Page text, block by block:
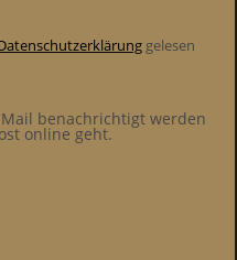
gelesen
benachrichtigt werden
online geht.